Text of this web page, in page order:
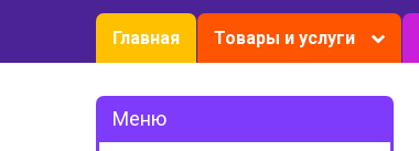
Главная Товары и услуги